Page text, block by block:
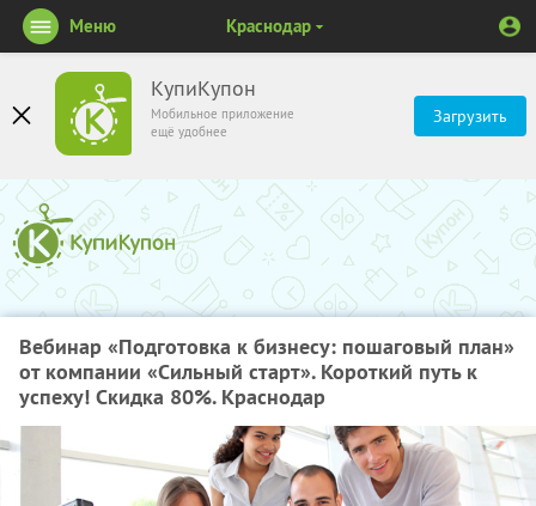
КупиКупон
Мобильное приложение
ещё удобнее
Загрузить
Меню Краснодар
Вебинар «Подготовка к бизнесу: пошаговый план»
от компании «Сильный старт». Короткий путь к
успеху! Скидка 80%. Краснодар